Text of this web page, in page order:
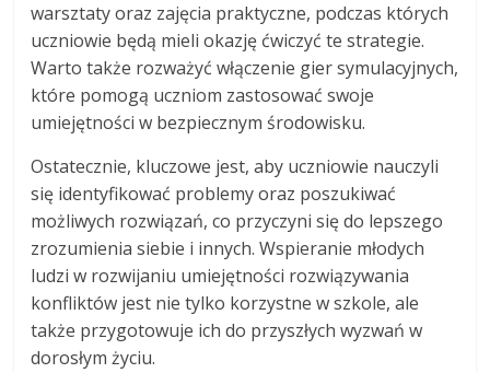
warsztaty oraz zajęcia praktyczne, podczas których
uczniowie będą mieli okazję ćwiczyć te strategie.
Warto także rozważyć włączenie gier symulacyjnych,
które pomogą uczniom zastosować swoje
umiejętności w bezpiecznym środowisku.
Ostatecznie, kluczowe jest, aby uczniowie nauczyli
się identyfikować problemy oraz poszukiwać
możliwych rozwiązań, co przyczyni się do lepszego
zrozumienia siebie i innych. Wspieranie młodych
ludzi w rozwijaniu umiejętności rozwiązywania
konfliktów jest nie tylko korzystne w szkole, ale
także przygotowuje ich do przyszłych wyzwań w
dorosłym życiu.